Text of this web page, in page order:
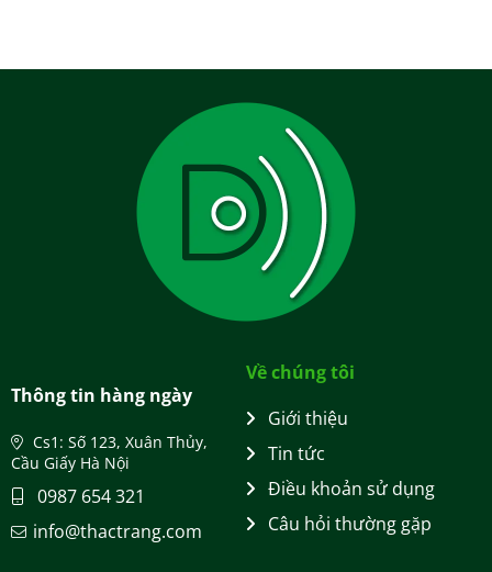
Thông tin hàng ngày
Cs1: Số 123, Xuân Thủy,
Cầu Giấy Hà Nội
0987 654 321
info@thactrang.com
Về chúng tôi
Giới thiệu
Tin tức
Điều khoản sử dụng
Câu hỏi thường gặp